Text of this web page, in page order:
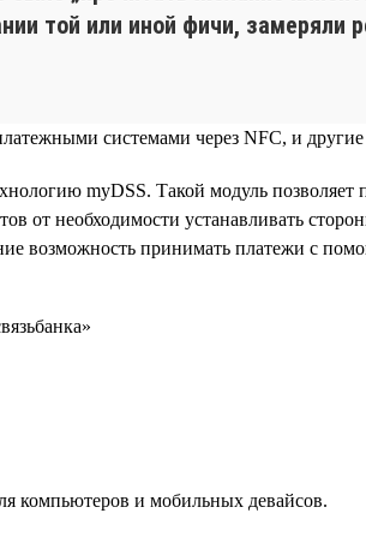
той или иной фичи, замеряли
системами через NFC, и
myDSS. Такой модуль
от необходимости устанавливать
возможность принимать платежи с
компьютеров и мобильных девайсов.